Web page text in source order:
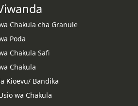
Chakula cha Granule
Poda
Chakula Safi
Chakula
Kioevu/ Bandika
wa Chakula